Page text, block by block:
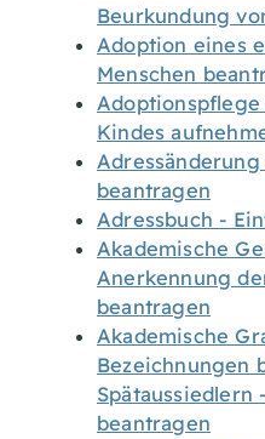
Beurkundung
Adoption eines
Menschen
Kindes
beantragen
Adressbuch -
Akademische
Anerkennung
beantragen
Akademische
Bezeichnungen
Spätaussiedlern
beantragen